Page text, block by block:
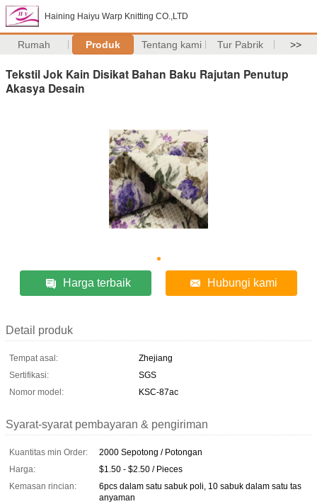
Haining Haiyu Warp Knitting CO.,LTD
Rumah Produk Tentang kami Tur Pabrik >>
Tekstil Jok Kain Disikat Bahan Baku Rajutan Penutup
Akasya Desain
Harga terbaik Hubungi kami
Detail produk
Tempat asal:
Zhejiang
Sertifikasi:
SGS
Nomor model:
KSC-87ac
Syarat-syarat pembayaran & pengiriman
Kuantitas min Order:
2000 Sepotong / Potongan
Harga:
$1.50 - $2.50 / Pieces
Kemasan rincian:
6pcs dalam satu sabuk poli, 10 sabuk dalam satu tas
anyaman